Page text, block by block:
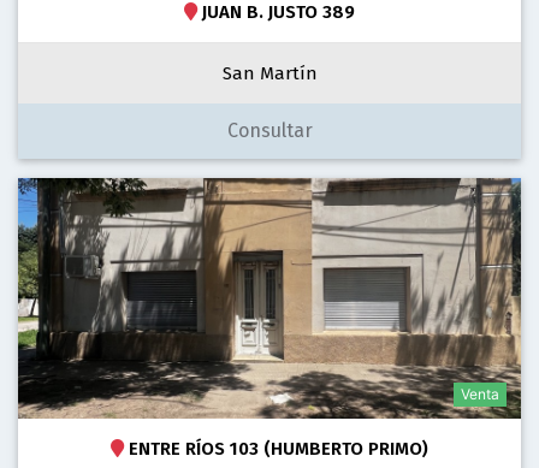
JUAN B. JUSTO 389
San Martín
Consultar
Venta
ENTRE RÍOS 103 (HUMBERTO PRIMO)